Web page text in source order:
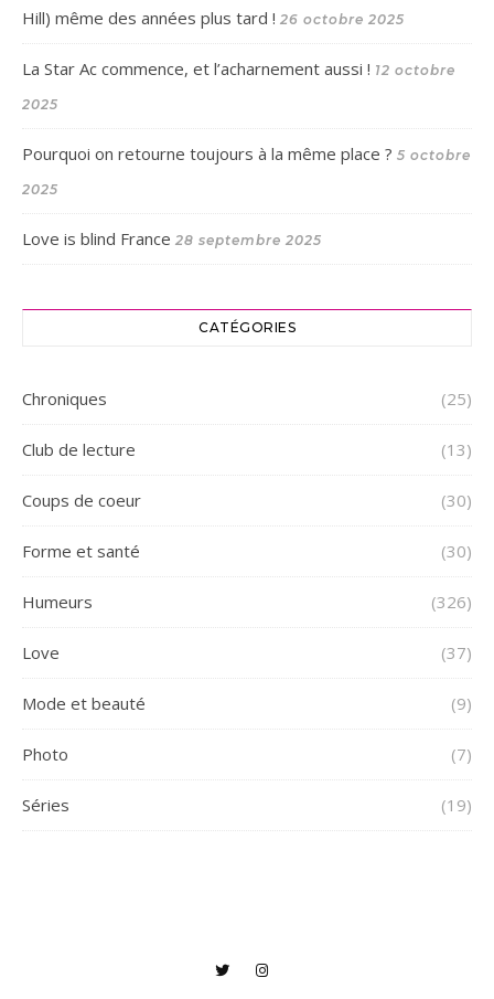
Hill) même des années plus tard ! 26 octobre 2025
La Star Ac commence, et l’acharnement aussi ! 12 octobre
2025
Pourquoi on retourne toujours à la même place ? 5 octobre
2025
Love is blind France 28 septembre 2025
CATÉGORIES
Chroniques (25)
Club de lecture (13)
Coups de coeur (30)
Forme et santé (30)
Humeurs (326)
Love (37)
Mode et beauté (9)
Photo (7)
Séries (19)